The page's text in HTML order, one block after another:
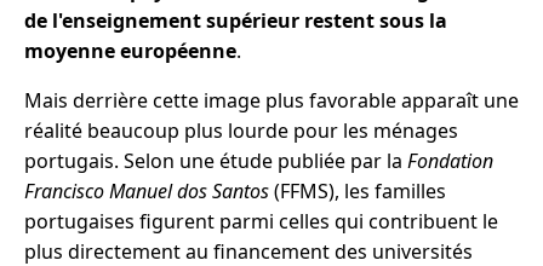
de l'enseignement supérieur restent sous la
moyenne européenne.
Mais derrière cette image plus favorable apparaît une
réalité beaucoup plus lourde pour les ménages
portugais. Selon une étude publiée par la Fondation
Francisco Manuel dos Santos(FFMS), les familles
portugaises figurent parmi celles qui contribuent le
plus directement au financement des universités